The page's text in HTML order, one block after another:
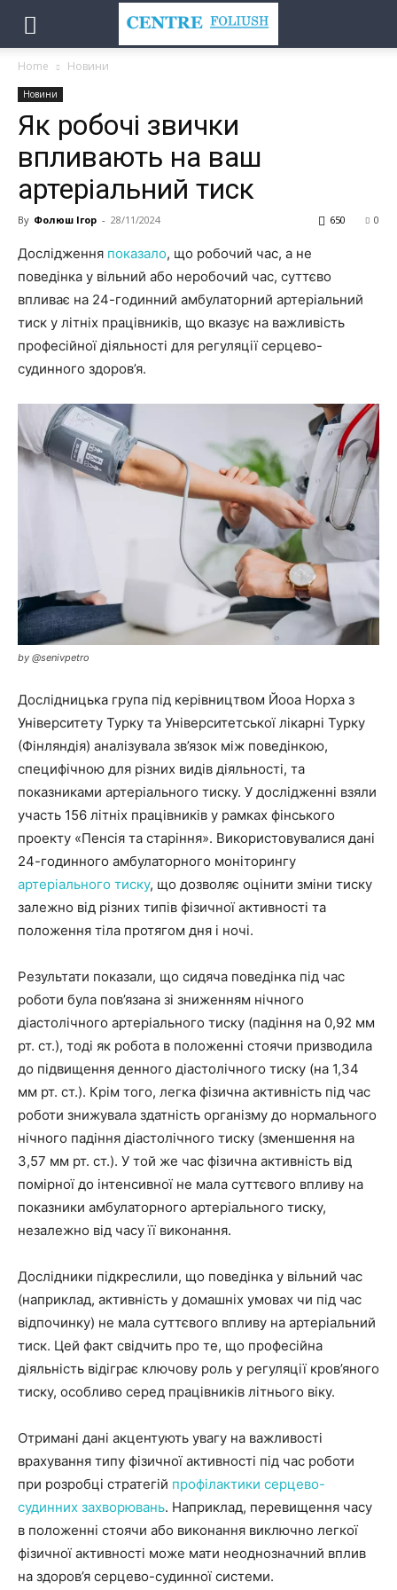
Home Новини
Новини
Як робочі звички
впливають на ваш
артеріальний тиск
By Фолюш Ігор - 28/11/2024 0
650
Дослідження показало, що робочий час, а не
поведінка у вільний або неробочий час, суттєво
впливає на 24-годинний амбулаторний артеріальний
тиск у літніх працівників, що вказує на важливість
професійної діяльності для регуляції серцево-
судинного здоров’я.
by @senivpetro
Дослідницька група під керівництвом Йооа Норха з
Університету Турку та Університетської лікарні Турку
(Фінляндія) аналізувала зв’язок між поведінкою,
специфічною для різних видів діяльності, та
показниками артеріального тиску. У дослідженні взяли
участь 156 літніх працівників у рамках фінського
проекту «Пенсія та старіння». Використовувалися дані
24-годинного амбулаторного моніторингу
артеріального тиску, що дозволяє оцінити зміни тиску
залежно від різних типів фізичної активності та
положення тіла протягом дня і ночі.
Результати показали, що сидяча поведінка під час
роботи була пов’язана зі зниженням нічного
діастолічного артеріального тиску (падіння на 0,92 мм
рт. ст.), тоді як робота в положенні стоячи призводила
до підвищення денного діастолічного тиску (на 1,34
мм рт. ст.). Крім того, легка фізична активність під час
роботи знижувала здатність організму до нормального
нічного падіння діастолічного тиску (зменшення на
3,57 мм рт. ст.). У той же час фізична активність від
помірної до інтенсивної не мала суттєвого впливу на
показники амбулаторного артеріального тиску,
незалежно від часу її виконання.
Дослідники підкреслили, що поведінка у вільний час
(наприклад, активність у домашніх умовах чи під час
відпочинку) не мала суттєвого впливу на артеріальний
тиск. Цей факт свідчить про те, що професійна
діяльність відіграє ключову роль у регуляції кров’яного
тиску, особливо серед працівників літнього віку.
Отримані дані акцентують увагу на важливості
врахування типу фізичної активності під час роботи
при розробці стратегій профілактики серцево-
судинних захворювань. Наприклад, перевищення часу
в положенні стоячи або виконання виключно легкої
фізичної активності може мати неоднозначний вплив
на здоров’я серцево-судинної системи.